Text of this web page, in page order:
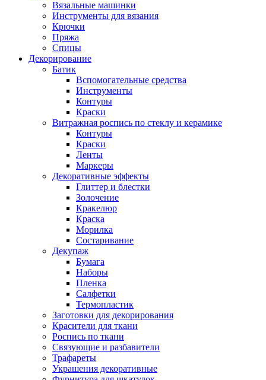
Вязальные машинки
Инструменты для вязания
Крючки
Пряжа
Спицы
Декорирование
Батик
Вспомогательные средства
Инструменты
Контуры
Краски
Витражная роспись по стеклу и керамике
Контуры
Краски
Ленты
Маркеры
Декоративные эффекты
Глиттер и блестки
Золочение
Кракелюр
Краска
Морилка
Состаривание
Декупаж
Бумага
Наборы
Пленка
Салфетки
Термопластик
Заготовки для декорирования
Красители для ткани
Роспись по ткани
Связующие и разбавители
Трафареты
Украшения декоративные